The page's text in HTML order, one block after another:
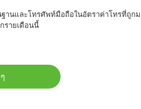
านและโทรศัพท์มือถือในอัตราค่าโทรที่ถูก
รายเดือนนี้